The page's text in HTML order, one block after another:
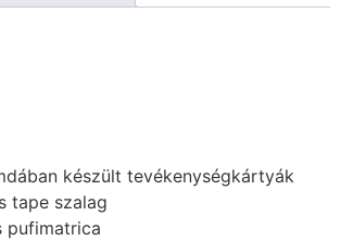
készült tevékenységkártyák
tape szalag
pufimatrica